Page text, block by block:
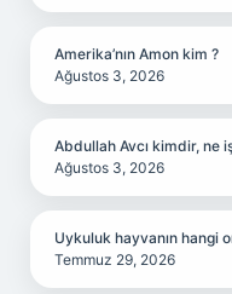
Amerika’nın Amon kim ?
Ağustos 3, 2026
Abdullah Avcı kimdir, ne
Ağustos 3, 2026
Uykuluk hayvanın hangi
Temmuz 29, 2026